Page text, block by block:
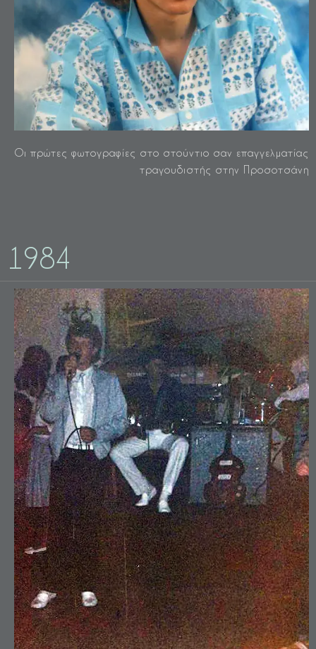
Οι πρώτες φωτογραφίες στο στούντιο σαν επαγγελματίας
τραγουδιστής στην Προσοτσάνη
1984